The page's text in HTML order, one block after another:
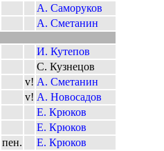
А. Саморуков
А. Сметанин
И. Кутепов
С. Кузнецов
v! А. Сметанин
v! А. Новосадов
Е. Крюков
Е. Крюков
пен.
Е. Крюков